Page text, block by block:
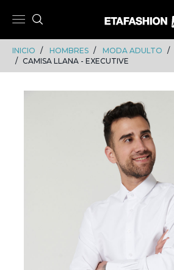
INICIO HOMBRES MODA ADULTO
CAMISA LLANA - EXECUTIVE